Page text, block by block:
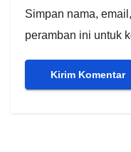
Simpan nama,
peramban ini untuk